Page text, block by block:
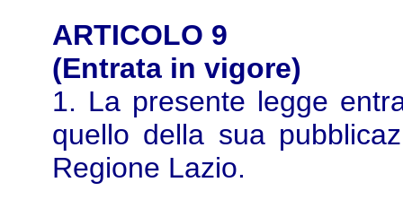
ARTICOLO 9
(Entrata in vigore)
1. La presente legge
quello della sua
Regione Lazio.